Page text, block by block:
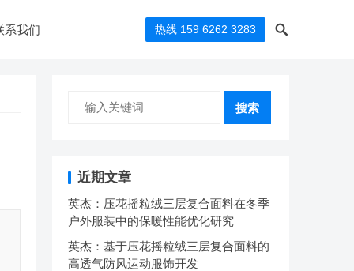
系我们 热线 159 6262 3283
搜索
近期文章
英杰：压花摇粒绒三层复合面料在冬季
户外服装中的保暖性能优化研究
英杰：基于压花摇粒绒三层复合面料的
高透气防风运动服饰开发